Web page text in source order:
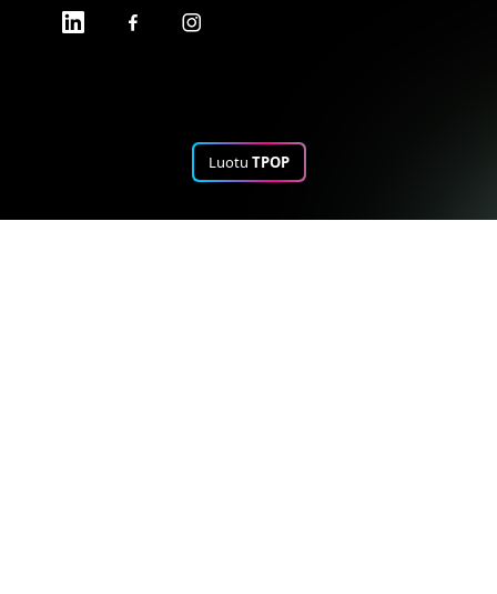
Luotu TPOP